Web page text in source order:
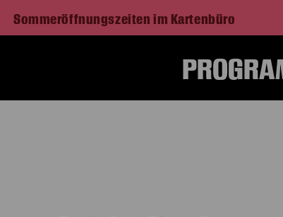
Sommeröffnungszeiten im Kartenbüro